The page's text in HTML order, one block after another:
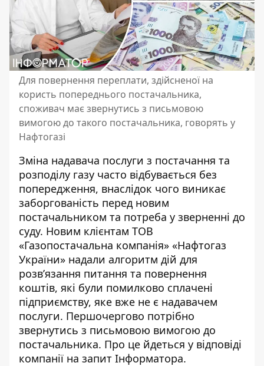
Для повернення переплати, здійсненої на
користь попереднього постачальника,
споживач має звернутись з письмовою
вимогою до такого постачальника, говорять у
Нафтогазі
Зміна надавача послуги з постачання та
розподілу газу часто відбувається без
попередження, внаслідок чого виникає
заборгованість перед новим
постачальником та потреба у зверненні до
суду. Новим клієнтам ТОВ
«Газопостачальна компанія» «Нафтогаз
України» надали алгоритм дій для
розв’язання питання та повернення
коштів, які були помилково сплачені
підприємству, яке вже не є надавачем
послуги. Першочергово потрібно
звернутись з письмовою вимогою до
постачальника. Про це йдеться у відповіді
компанії на запит Інформатора.